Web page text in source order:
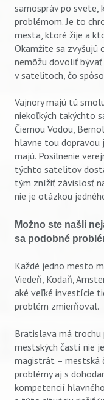
samospráv po
problémom. Je to
mesta, ktoré žije a
Okamžite sa
nemôžu dovoliť
v satelitoch, čo
Vajnory majú tú
niekoľkých takýchto
Čiernou Vodou,
hlavne tou dopravou
majú. Posilnenie
týchto satelitov
tým znížiť závislosť
nie je otázkou
Možno ste našli
sa podobné
Každé jedno mesto
Viedeň, Kodaň,
aké veľké investície
problém zmierňoval.
Bratislava má
mestských častí nie
magistrát – mestská
problémy aj s
kompetencií